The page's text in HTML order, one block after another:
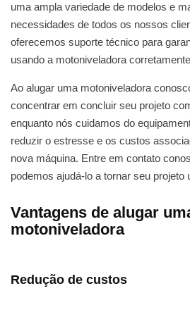
uma ampla variedade de modelos e
necessidades de todos os nossos
oferecemos suporte técnico para
usando a motoniveladora
Ao alugar uma motoniveladora
concentrar em concluir seu projeto
enquanto nós cuidamos do
reduzir o estresse e os custos
nova máquina. Entre em contato
podemos ajudá-lo a tornar seu projeto
Vantagens de alugar
motoniveladora
Redução de custos